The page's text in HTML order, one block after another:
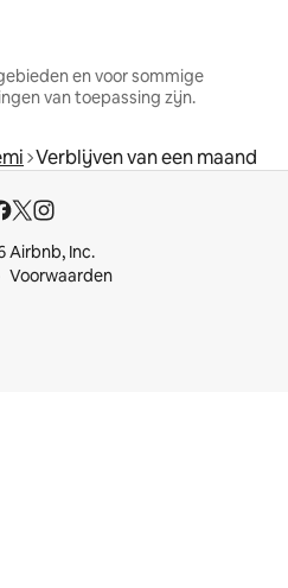
en voor sommige
van toepassing zijn.
Verblijven van een maand
Airbnb, Inc.
Voorwaarden